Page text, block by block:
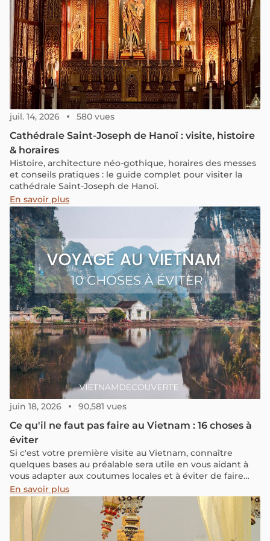
juil. 14, 2026 580 vues
Cathédrale Saint-Joseph de Hanoï : visite, histoire
& horaires
Histoire, architecture néo-gothique, horaires des messes
et conseils pratiques : le guide complet pour visiter la
cathédrale Saint-Joseph de Hanoï.
En savoir plus
juin 18, 2026 90,581 vues
Ce qu'il ne faut pas faire au Vietnam : 16 choses à
éviter
Si c'est votre première visite au Vietnam, connaître
quelques bases au préalable sera utile en vous aidant à
vous adapter aux coutumes locales et à éviter de faire
des gaffes culturelles.
En savoir plus